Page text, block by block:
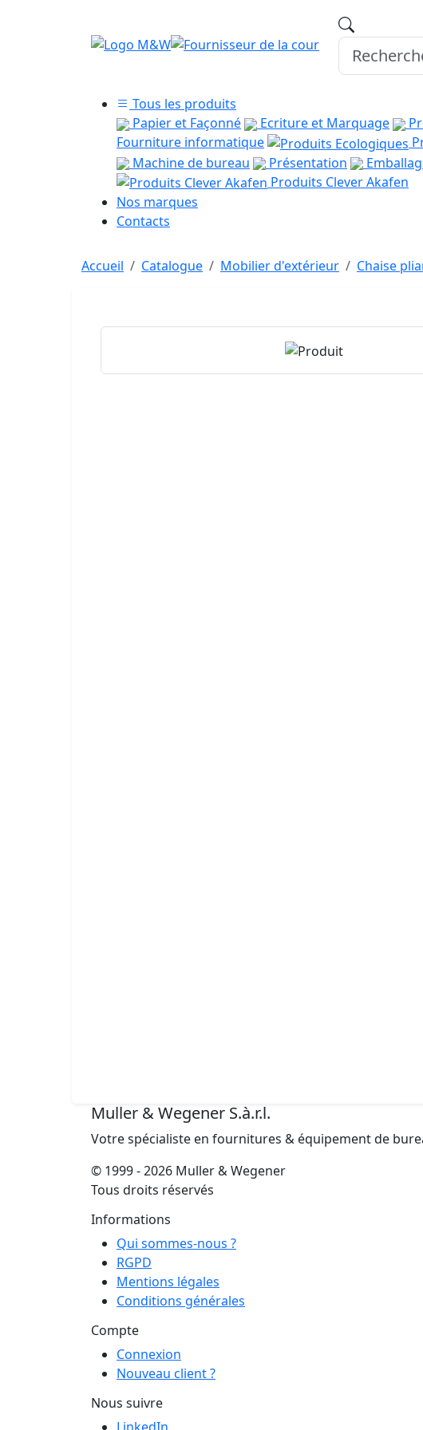
Tous les produits
Papier et Façonné
Ecriture et Marquage
Fourniture informatique
Machine de bureau
Présentation
Produits Clever Akafen
Nos marques
Contacts
Accueil Catalogue Mobilier d'extérieur Chaise
Muller & Wegener S.à.r.l.
Votre spécialiste en fournitures & équipement de
© 1999 - 2026 Muller & Wegener
Tous droits réservés
Informations
Qui sommes-nous ?
RGPD
Mentions légales
Conditions générales
Compte
Connexion
Nouveau client ?
Nous suivre